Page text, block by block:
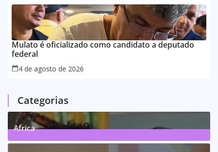
Mulato é oficializado como candidato a deputado
federal
4 de agosto de 2026
Categorias
Africa
0Posts